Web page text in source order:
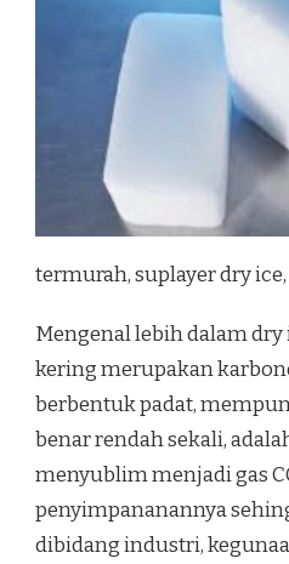
termurah, suplayer dry
Mengenal lebih dalam dry
kering merupakan
berbentuk padat,
benar rendah sekali,
menyublim menjadi gas
penyimpananannya
dibidang industri,